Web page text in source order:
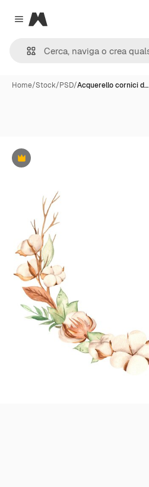
Close menu
Magnific
Home/Stock/PSD/Acquerello cornici d…
Premium